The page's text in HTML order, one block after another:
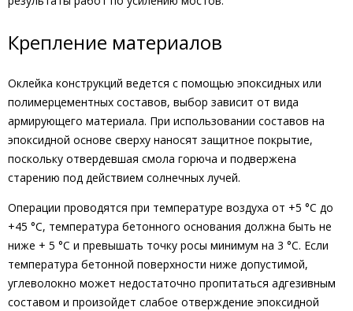
Крепление материалов
Оклейка конструкций ведется с помощью эпоксидных или
полимерцементных составов, выбор зависит от вида
армирующего материала. При использовании составов на
эпоксидной основе сверху наносят защитное покрытие,
поскольку отвердевшая смола горюча и подвержена
старению под действием солнечных лучей.
Операции проводятся при температуре воздуха от +5 °C до
+45 °C, температура бетонного основания должна быть не
ниже + 5 °C и превышать точку росы минимум на 3 °C. Если
температура бетонной поверхности ниже допустимой,
углеволокно может недостаточно пропитаться адгезивным
составом и произойдет слабое отверждение эпоксидной